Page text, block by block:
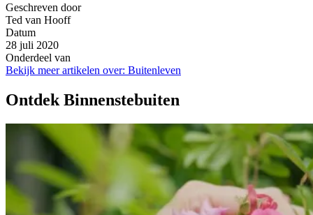
Geschreven door
Ted van Hooff
Datum
28 juli 2020
Onderdeel van
Bekijk meer artikelen over: Buitenleven
Ontdek Binnenstebuiten